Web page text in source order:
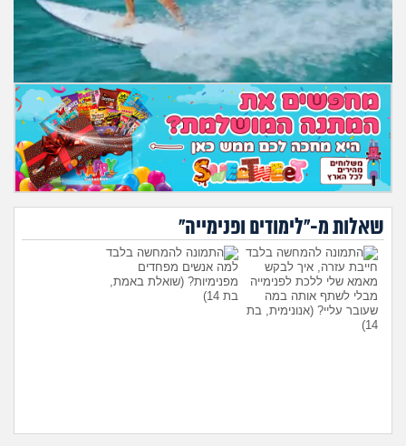
מה שעובר עליי
שומרים על הגוף
פיננסי וכלכלה
בין הסדינים
יוקר המחיה
שאלות מ-"לימודים ופנימייה"
חייבת עזרה, איך לבקש
מאמא שלי ללכת לפנימייה
מבלי לשתף אותה במה
שעובר עליי? (אנונימית, בת
14)
למה אנשים מפחדים
מפנימיות? (שואלת באמת,
בת 14)